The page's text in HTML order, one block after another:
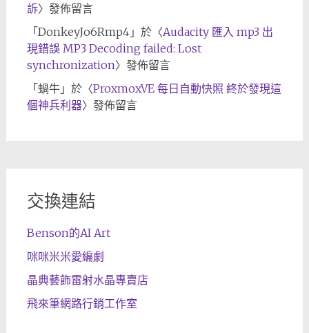
訴〉發佈留言
「DonkeyJo6Rmp4」於〈Audacity 匯入 mp3 出
現錯誤 MP3 Decoding failed: Lost
synchronization〉發佈留言
「蝸牛」於〈ProxmoxVE 每日自動快照 終於發現這
個神兵利器〉發佈留言
交換連結
Benson的AI Art
咪咪米米愛編劇
晶典藝飾雷射水晶專賣店
飛來筆網路行銷工作室